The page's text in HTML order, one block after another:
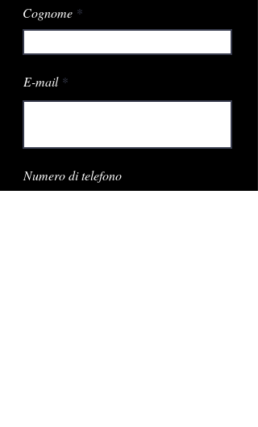
Cognome
E-mail
Numero di telefono